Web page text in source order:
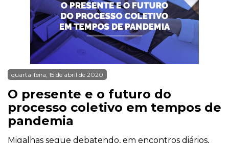
quarta-feira, 15 de abril de 2020
O presente e o futuro do
processo coletivo em tempos de
pandemia
Migalhas segue debatendo, em encontros diários,